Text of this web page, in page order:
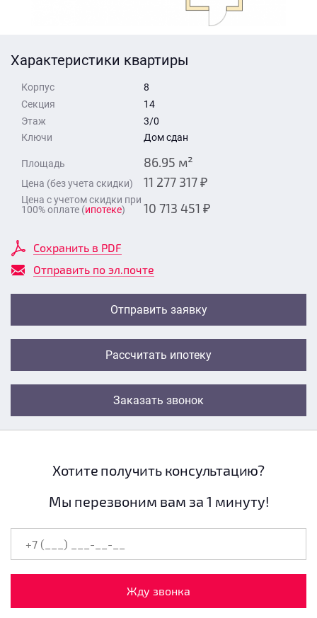
Характеристики квартиры
Корпус
8
Секция
14
Этаж
3/0
Ключи
Дом сдан
Площадь 86.95 м²
Цена (без учета скидки) 11 277 317 ₽
Цена с учетом скидки при
100% оплате (ипотеке) 10 713 451 ₽
Сохранить в PDF
Отправить по эл.почте
Отправить заявку
Рассчитать ипотеку
Заказать звонок
Отправить
Хотите получить консультацию?
Мы перезвоним вам за 1 минуту!
Жду звонка